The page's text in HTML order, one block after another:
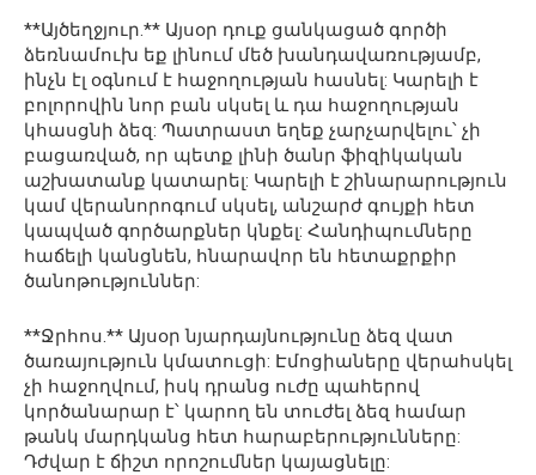
**Այծեղջյուր.** Այսօր դուք ցանկացած գործի
ձեռնամուխ եք լինում մեծ խանդավառությամբ,
ինչն էլ օգնում է հաջողության հասնել: Կարելի է
բոլորովին նոր բան սկսել և դա հաջողության
կհասցնի ձեզ: Պատրաստ եղեք չարչարվելու՝ չի
բացառված, որ պետք լինի ծանր ֆիզիկական
աշխատանք կատարել: Կարելի է շինարարություն
կամ վերանորոգում սկսել, անշարժ գույքի հետ
կապված գործարքներ կնքել: Հանդիպումները
հաճելի կանցնեն, հնարավոր են հետաքրքիր
ծանոթություններ:
**Ջրհոս.** Այսօր նյարդայնությունը ձեզ վատ
ծառայություն կմատուցի: Էմոցիաները վերահսկել
չի հաջողվում, իսկ դրանց ուժը պահերով
կործանարար է՝ կարող են տուժել ձեզ համար
թանկ մարդկանց հետ հարաբերությունները:
Դժվար է ճիշտ որոշումներ կայացնելը: